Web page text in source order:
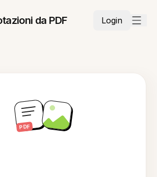
da PDF Login